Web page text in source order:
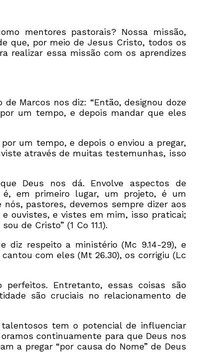
mentores pastorais? Nossa missão,
que, por meio de Jesus Cristo, todos os
realizar essa missão com os aprendizes
Marcos nos diz: “Então, designou doze
um tempo, e depois mandar que eles
um tempo, e depois o enviou a pregar,
através de muitas testemunhas, isso
Deus nos dá. Envolve aspectos de
em primeiro lugar, um projeto, é um
pastores, devemos sempre dizer aos
ouvistes, e vistes em mim, isso praticai;
de Cristo” (1 Co 11.1).
diz respeito a ministério (Mc 9.14-29), e
cantou com eles (Mt 26.30), os corrigiu (Lc
Entretanto, essas coisas são
são cruciais no relacionamento de
tem o potencial de influenciar
continuamente para que Deus nos
a pregar “por causa do Nome” de Deus